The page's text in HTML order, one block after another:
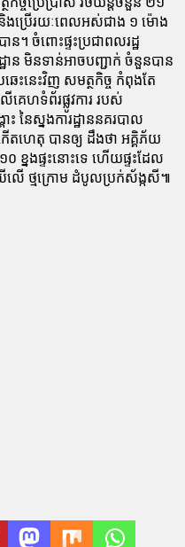
ប្រើរយៈពេលអស់ជាង ១ ម៉ោង
ន។ ចំពោះផ្ទះប្រជាពលរដ្ឋ
ាន មិនទាន់អាចបញ្ជាក់ ចំនួនបាន
ះនេះវិញ សមត្ថកិច្ច កំពុងតែ
ើគេហទំព័រផ្លូវការ របស់
នៃស្នងការដ្ឋាននគរបាល
ើតហេតុ បានឲ្យ ដឹងថា អគ្គិភ័យ
០ ខ្នងផ្ទះនោះទេ ហើយផ្ទះដែល
ើលើ ថ្មក្រោម ដំបូលប្រក់ស័ង្កសី៕